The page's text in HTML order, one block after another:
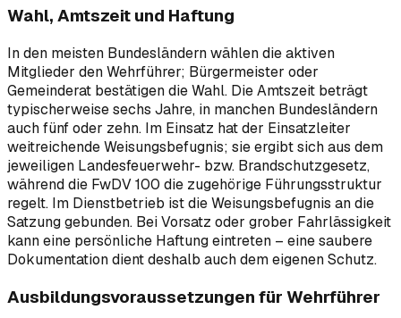
Wahl, Amtszeit und Haftung
In den meisten Bundesländern wählen die aktiven
Mitglieder den Wehrführer; Bürgermeister oder
Gemeinderat bestätigen die Wahl. Die Amtszeit beträgt
typischerweise sechs Jahre, in manchen Bundesländern
auch fünf oder zehn. Im Einsatz hat der Einsatzleiter
weitreichende Weisungsbefugnis; sie ergibt sich aus dem
jeweiligen Landesfeuerwehr- bzw. Brandschutzgesetz,
während die FwDV 100 die zugehörige Führungsstruktur
regelt. Im Dienstbetrieb ist die Weisungsbefugnis an die
Satzung gebunden. Bei Vorsatz oder grober Fahrlässigkeit
kann eine persönliche Haftung eintreten – eine saubere
Dokumentation dient deshalb auch dem eigenen Schutz.
Ausbildungsvoraussetzungen für Wehrführer